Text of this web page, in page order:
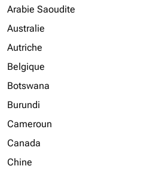
Arabie Saoudite
Australie
Autriche
Belgique
Botswana
Burundi
Cameroun
Canada
Chine